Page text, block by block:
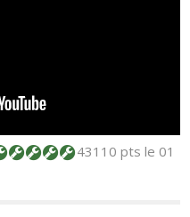
43110 ptsle 01